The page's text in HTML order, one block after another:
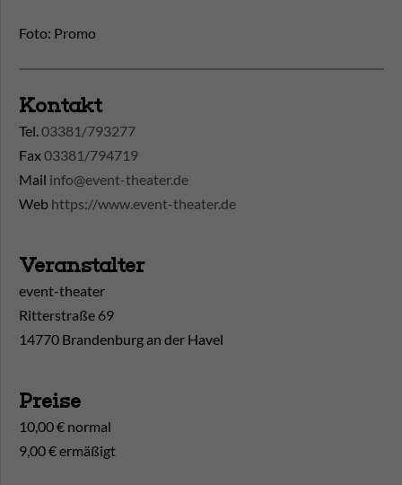
Foto: Promo
Kontakt
Tel.03381/793277
Fax03381/794719
Mail info@event-theater.de
Web https://www.event-theater.de
Veranstalter
event-theater
Ritterstraße 69
14770 Brandenburg an der Havel
Preise
10,00 € normal
9,00 € ermäßigt